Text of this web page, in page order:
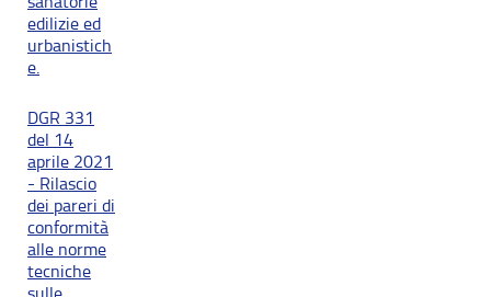
edilizie ed
urbanistich
e.
DGR 331
del 14
aprile 2021
- Rilascio
dei pareri di
conformità
alle norme
tecniche